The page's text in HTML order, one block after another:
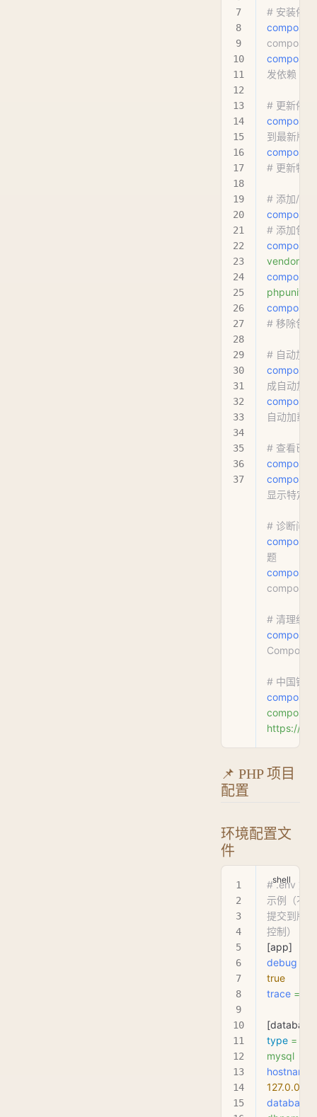
# 安装依赖
composer
composer
发依赖（
# 更新依赖
composer
到最新版本
composer
# 更新特
# 添加/移
composer
# 添加包
composer
vendor/
composer
phpunit/
composer
# 移除包
# 自动加载
composer
成自动加
composer
自动加载
# 查看已
composer
composer
显示特定
# 诊断问题
composer
题
composer
# 清理缓存
composer
Composer
# 中国镜
composer
composer
https://
📌 PHP 项目
配置
环境配置文
件
# .env 文
示例（不要
提交到版本
控制）
[app]
debug
true
trace =
[database]
type =
mysql
hostname
127.0.0.1
database